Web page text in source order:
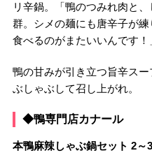
リ辛鍋。「鴨のつみれ肉と
群。シメの麺にも唐辛子が
食べるのがまたいいんです！
鴨の甘みが引き立つ旨辛ス
ぶしゃぶして召し上がれ。
◆鴨専門店カナール
本鴨麻辣しゃぶ鍋セット 2～